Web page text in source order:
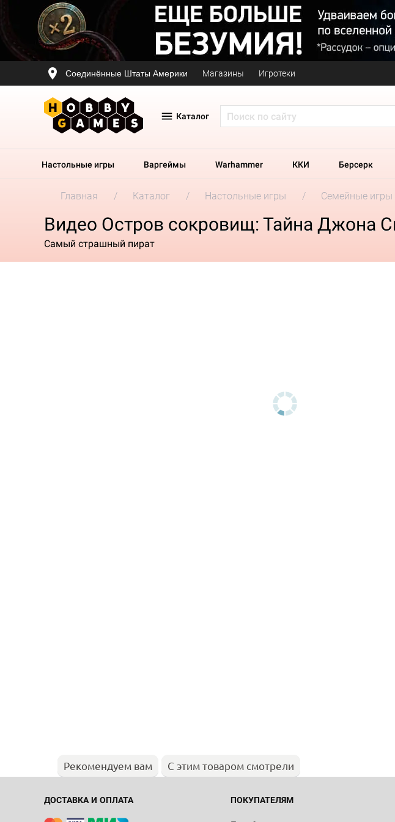
Соединённые Штаты Америки Магазины Игротеки
Каталог
Настольные игры Варгеймы Warhammer ККИ Берсерк
Главная Каталог Настольные игры Семейные игры
Видео Остров сокровищ: Тайна Джона
Самый страшный пират
Рекомендуем вам С этим товаром смотрели
ДОСТАВКА И ОПЛАТА ПОКУПАТЕЛЯМ